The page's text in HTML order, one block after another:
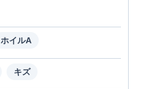
ホイルA
キズ